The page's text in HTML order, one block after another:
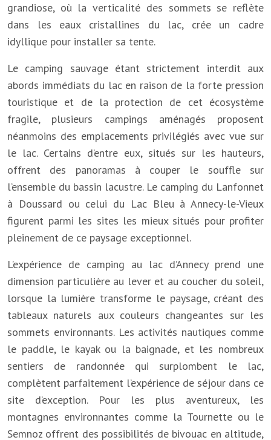
grandiose, où la verticalité des sommets se reflète
dans les eaux cristallines du lac, crée un cadre
idyllique pour installer sa tente.
Le camping sauvage étant strictement interdit aux
abords immédiats du lac en raison de la forte pression
touristique et de la protection de cet écosystème
fragile, plusieurs campings aménagés proposent
néanmoins des emplacements privilégiés avec vue sur
le lac. Certains d’entre eux, situés sur les hauteurs,
offrent des panoramas à couper le souffle sur
l’ensemble du bassin lacustre. Le camping du Lanfonnet
à Doussard ou celui du Lac Bleu à Annecy-le-Vieux
figurent parmi les sites les mieux situés pour profiter
pleinement de ce paysage exceptionnel.
L’expérience de camping au lac d’Annecy prend une
dimension particulière au lever et au coucher du soleil,
lorsque la lumière transforme le paysage, créant des
tableaux naturels aux couleurs changeantes sur les
sommets environnants. Les activités nautiques comme
le paddle, le kayak ou la baignade, et les nombreux
sentiers de randonnée qui surplombent le lac,
complètent parfaitement l’expérience de séjour dans ce
site d’exception. Pour les plus aventureux, les
montagnes environnantes comme la Tournette ou le
Semnoz offrent des possibilités de bivouac en altitude,